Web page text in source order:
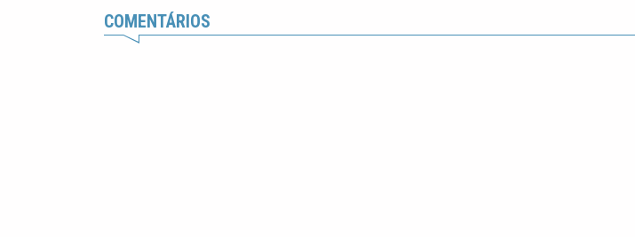
COMENTÁRIOS